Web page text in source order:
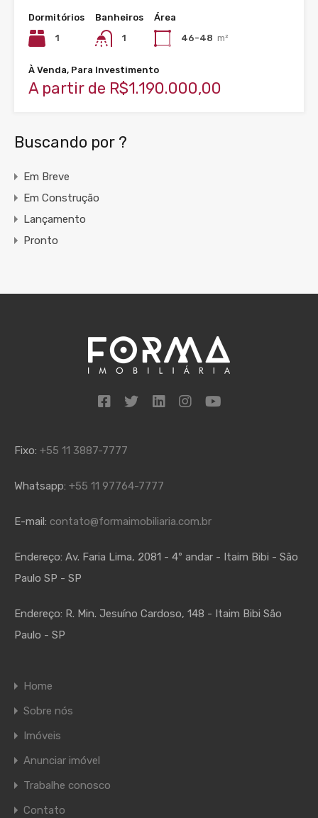
Dormitórios
1
Banheiros
1
Área
46-48 m²
À Venda, Para Investimento
A partir de R$1.190.000,00
Buscando por ?
Em Breve
Em Construção
Lançamento
Pronto
Fixo: +55 11 3887-7777
Whatsapp: +55 11 97764-7777
E-mail: contato@formaimobiliaria.com.br
Endereço: Av. Faria Lima, 2081 - 4º andar - Itaim Bibi - São
Paulo SP - SP
Endereço: R. Min. Jesuíno Cardoso, 148 - Itaim Bibi São
Paulo - SP
Home
Sobre nós
Imóveis
Anunciar imóvel
Trabalhe conosco
Contato